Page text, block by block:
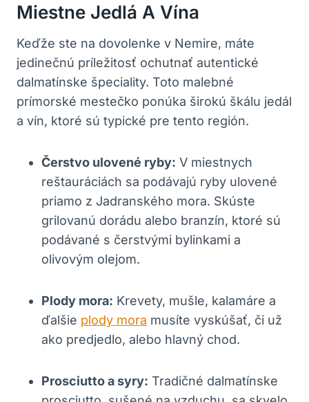
Miestne Jedlá A ⁣vína
Keďže ⁣ste na ⁣dovolenke v Nemire, ⁣máte
jedinečnú príležitosť‌ ochutnať autentické
dalmatínske špeciality. Toto malebné
⁤prímorské mestečko ponúka širokú škálu jedál
a vín, ktoré sú typické pre tento región.
Čerstvo ulovené⁤ ryby: V miestnych
reštauráciách ‍sa ​podávajú ryby ⁤ulovené
⁢priamo z Jadranského⁤ mora. ‌Skúste​
grilovanú dorádu alebo branzín, ktoré sú
podávané s čerstvými bylinkami a
olivovým olejom.
Plody mora: Krevety, mušle, kalamáre a
ďalšie‍ plody mora musíte vyskúšať,‌ či už
ako predjedlo, alebo⁢ hlavný ‌chod.
Prosciutto a ⁢syry: ⁣Tradičné dalmatínske ​